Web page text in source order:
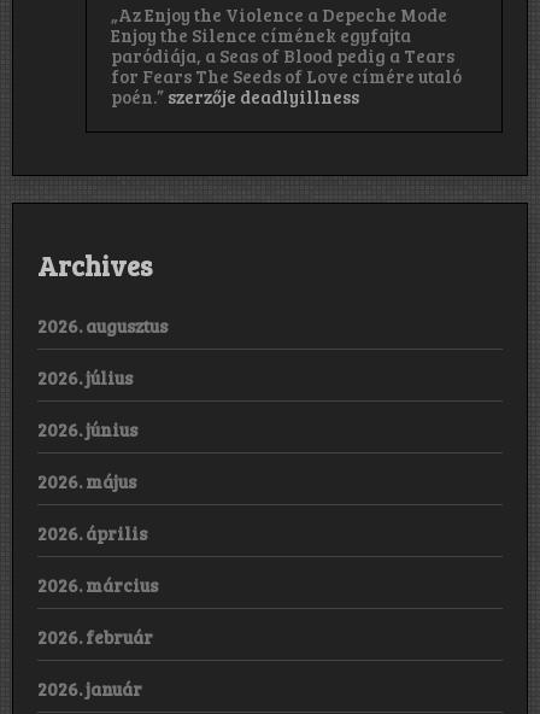
„Az Enjoy the Violence a Depeche Mode
Enjoy the Silence címének egyfajta
paródiája, a Seas of Blood pedig a Tears
for Fears The Seeds of Love címére utaló
poén.” szerzője deadlyillness
Archives
2026. augusztus
2026. július
2026. június
2026. május
2026. április
2026. március
2026. február
2026. január